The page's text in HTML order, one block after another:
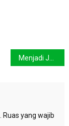
Ruas yang wajib